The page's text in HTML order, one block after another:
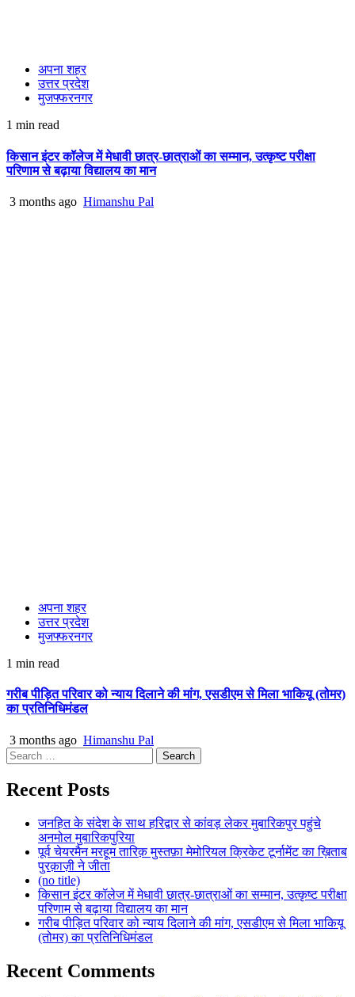
अपना शहर
उत्तर प्रदेश
मुजफ्फरनगर
1 min read
किसान इंटर कॉलेज में मेधावी छात्र-छात्राओं का सम्मान, उत्कृष्ट परीक्षा
परिणाम से बढ़ाया विद्यालय का मान
3 months ago Himanshu Pal
अपना शहर
उत्तर प्रदेश
मुजफ्फरनगर
1 min read
गरीब पीड़ित परिवार को न्याय दिलाने की मांग, एसडीएम से मिला भाकियू (तोमर)
का प्रतिनिधिमंडल
3 months ago Himanshu Pal
Search
for:
Recent Posts
जनहित के संदेश के साथ हरिद्वार से कांवड़ लेकर मुबारिकपुर पहुंचे
अनमोल मुबारिकपुरिया
पूर्व चेयरमैन मरहूम तारिक़ मुस्तफ़ा मेमोरियल क्रिकेट टूर्नामेंट का ख़िताब
पुरक़ाज़ी ने जीता
(no title)
किसान इंटर कॉलेज में मेधावी छात्र-छात्राओं का सम्मान, उत्कृष्ट परीक्षा
परिणाम से बढ़ाया विद्यालय का मान
गरीब पीड़ित परिवार को न्याय दिलाने की मांग, एसडीएम से मिला भाकियू
(तोमर) का प्रतिनिधिमंडल
Recent Comments